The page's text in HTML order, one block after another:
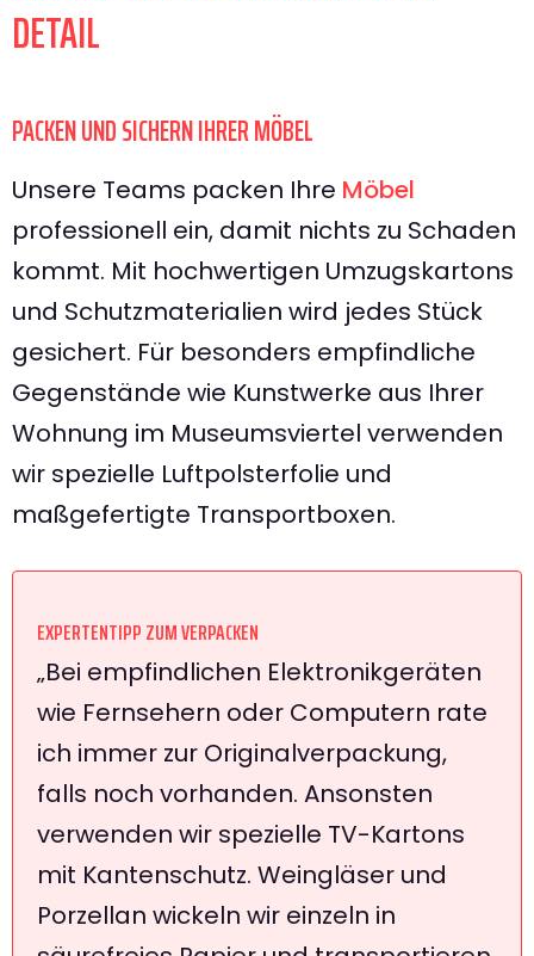
DETAIL
PACKEN UND SICHERN IHRER MÖBEL
Unsere Teams packen Ihre Möbel
professionell ein, damit nichts zu Schaden
kommt. Mit hochwertigen Umzugskartons
und Schutzmaterialien wird jedes Stück
gesichert. Für besonders empfindliche
Gegenstände wie Kunstwerke aus Ihrer
Wohnung im Museumsviertel verwenden
wir spezielle Luftpolsterfolie und
maßgefertigte Transportboxen.
EXPERTENTIPP ZUM VERPACKEN
„Bei empfindlichen Elektronikgeräten
wie Fernsehern oder Computern rate
ich immer zur Originalverpackung,
falls noch vorhanden. Ansonsten
verwenden wir spezielle TV-Kartons
mit Kantenschutz. Weingläser und
Porzellan wickeln wir einzeln in